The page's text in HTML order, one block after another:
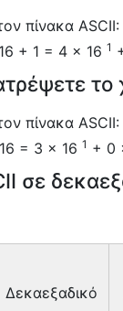
πίνακα ASCII:
+ 1 = 4 × 16 1
το
πίνακα ASCII:
= 3 × 16 1 + 0
σε
Δεκαεξαδικό